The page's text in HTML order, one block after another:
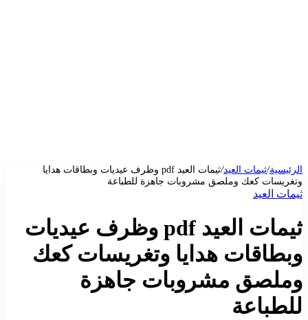
الرئيسية/ثيمات العيد/
ثيمات العيد pdf وظرف عيديات وبطاقات هدايا
وتغريسات كعك وملصق مشروبات جاهزة للطباعة
ثيمات العيد
ثيمات العيد pdf وظرف عيديات
وبطاقات هدايا وتغريسات كعك
وملصق مشروبات جاهزة
للطباعة